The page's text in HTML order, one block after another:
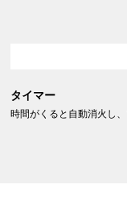
タイマー
時間がくると自動消火し